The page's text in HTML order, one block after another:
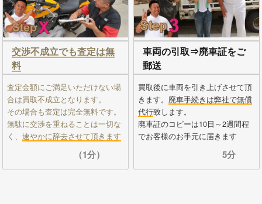
交渉不成立でも査定は無
料
査定金額にご満足いただけない場
合は買取不成立となります。
その場合も査定は完全無料です。
無駄に交渉を重ねることは一切な
く、 速やかに辞去させて頂きます
（1分）
車両の引取⇒廃車証をご
郵送
買取後に車両を引き上げさせて頂
きます。 廃車手続きは弊社で無償
代行致します。
廃車証のコピーは10日～2週間程
でお客様のお手元に届きます
5分